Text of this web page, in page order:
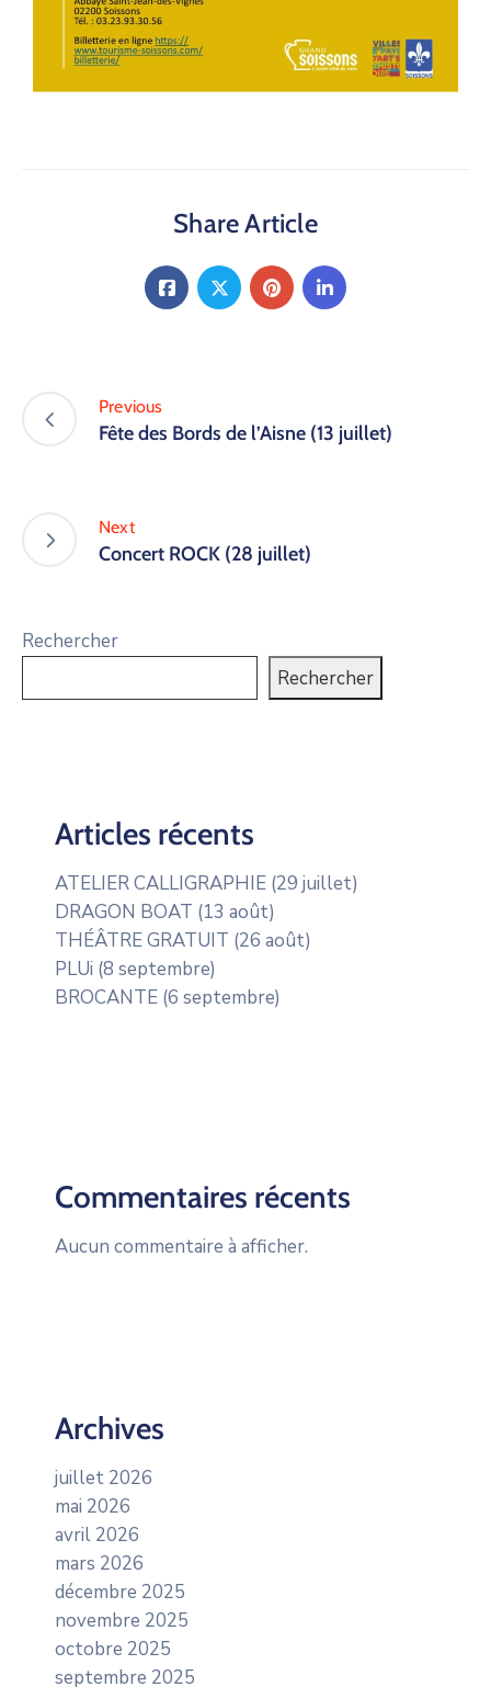
Share Article
Previous
Fête des Bords de l’Aisne (13 juillet)
Next
Concert ROCK (28 juillet)
Rechercher
Rechercher
Articles récents
ATELIER CALLIGRAPHIE (29 juillet)
DRAGON BOAT (13 août)
THÉÂTRE GRATUIT (26 août)
PLUi (8 septembre)
BROCANTE (6 septembre)
Commentaires récents
Aucun commentaire à afficher.
Archives
juillet 2026
mai 2026
avril 2026
mars 2026
décembre 2025
novembre 2025
octobre 2025
septembre 2025